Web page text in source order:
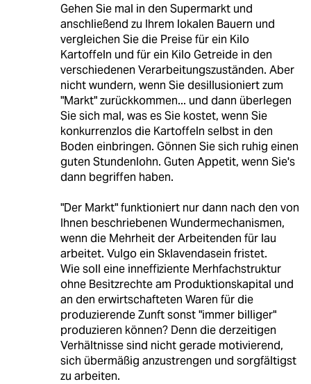
Gehen Sie mal in den Supermarkt und
anschließend zu Ihrem lokalen Bauern und
vergleichen Sie die Preise für ein Kilo
Kartoffeln und für ein Kilo Getreide in den
verschiedenen Verarbeitungszuständen. Aber
nicht wundern, wenn Sie desillusioniert zum
"Markt" zurückkommen... und dann überlegen
Sie sich mal, was es Sie kostet, wenn Sie
konkurrenzlos die Kartoffeln selbst in den
Boden einbringen. Gönnen Sie sich ruhig einen
guten Stundenlohn. Guten Appetit, wenn Sie's
dann begriffen haben.
"Der Markt" funktioniert nur dann nach den von
Ihnen beschriebenen Wundermechanismen,
wenn die Mehrheit der Arbeitenden für lau
arbeitet. Vulgo ein Sklavendasein fristet.
Wie soll eine inneffiziente Merhfachstruktur
ohne Besitzrechte am Produktionskapital und
an den erwirtschafteten Waren für die
produzierende Zunft sonst "immer billiger"
produzieren können? Denn die derzeitigen
Verhältnisse sind nicht gerade motivierend,
sich übermäßig anzustrengen und sorgfältigst
zu arbeiten.